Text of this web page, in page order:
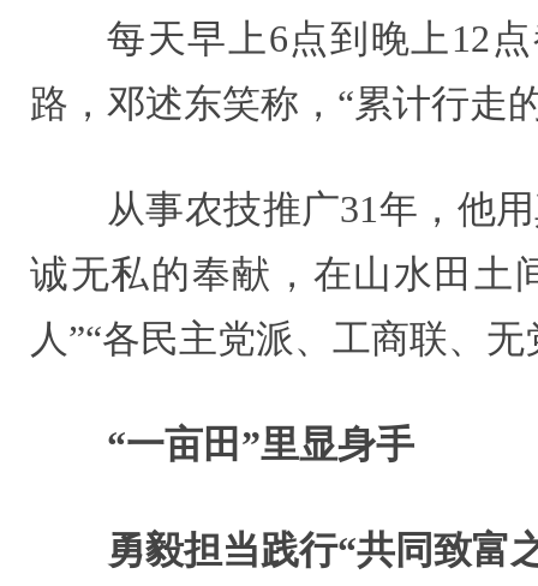
每天早上6点到晚上12
路，邓述东笑称，“累计行走
从事农技推广31年，他
诚无私的奉献，在山水田土
人”“各民主党派、工商联、
“一亩田”里显身手
勇毅担当践行“共同致富